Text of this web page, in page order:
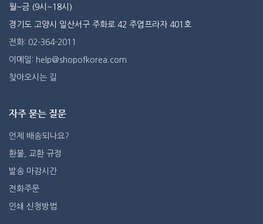
월~금 (9시~18시)
경기도 고양시 일산서구 주화로 42 주엽프라자 401호
전화: 02-364-2011
이메일: help@shopofkorea.com
찾아오시는 길
자주 묻는 질문
언제 배송되나요?
환불, 교환 규정
발송 마감시간
전화주문
인쇄 신청방법